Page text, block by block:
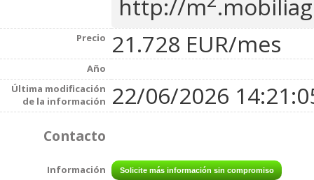
http://m
Precio 21.728 EUR/mes
Año
Última modificación
de la información
22/06/2026
Contacto
Información